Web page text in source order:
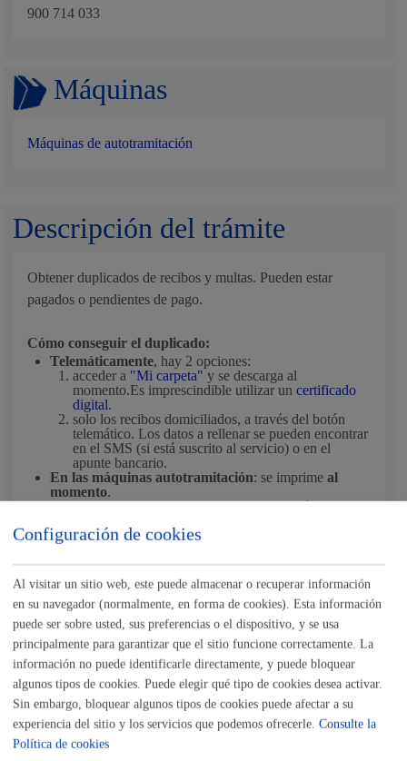
900 714 033
Máquinas
Máquinas de autotramitación
Descripción del trámite
Obtener duplicados de recibos y multas. Pueden estar
pagados o pendientes de pago.
Cómo conseguir el duplicado:
Telemáticamente, hay 2 opciones:
acceder a "Mi carpeta" y se descarga al
momento.Es imprescindible utilizar uncertificado
digital.
solo los recibos domiciliados, a través del botón
telemático. Los datos a rellenar se pueden encontrar
en el SMS (si está suscrito al servicio) o en el
apunte bancario.
En las máquinas autotramitación: se imprimeal
momento.
Por teléfono: llamando al 900 71 40 33. Período de
En las oficinas de Udalinfo o Recaudación
Se pueden obtener duplicados de:
Basura
Agua y saneamiento
Bienes inmuebles - IBI
Actividades económicas - IAE
Vehículos
Ocupación del dominio público municipal
Multas de tráfico
Configuración de cookies
Al visitar un sitio web, este puede almacenar o recuperar información
en su navegador (normalmente, en forma de cookies). Esta información
puede ser sobre usted, sus preferencias o el dispositivo, y se usa
principalmente para garantizar que el sitio funcione correctamente. La
información no puede identificarle directamente, y puede bloquear
algunos tipos de cookies. Puede elegir qué tipo de cookies desea activar.
Sin embargo, bloquear algunos tipos de cookies puede afectar a su
experiencia del sitio y los servicios que podemos ofrecerle. Consulte la
Política de cookies